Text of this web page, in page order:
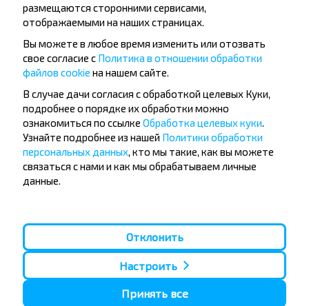
Хотите
путешествовать
дешевле?
Не пропусти специальные акции, скидки и
другие интересные предложения INFOBUS.
Подпишись на получение новостей и
путешествуй с нами дешевле!
Подписаться
размещаются сторонними сервисами,
отображаемыми на наших страницах.
Вы можете в любое время изменить или отозвать
свое согласие с Политика в отношении обработки
файлов cookie на нашем сайте.
В случае дачи согласия с обработкой целевых Куки,
подробнее о порядке их обработки можно
ознакомиться по ссылке Обработка целевых куки.
Узнайте подробнее из нашей Политики обработки
персональных данных, кто мы такие, как вы можете
связаться с нами и как мы обрабатываем личные
данные.
Отклонить
Настроить
Принять все